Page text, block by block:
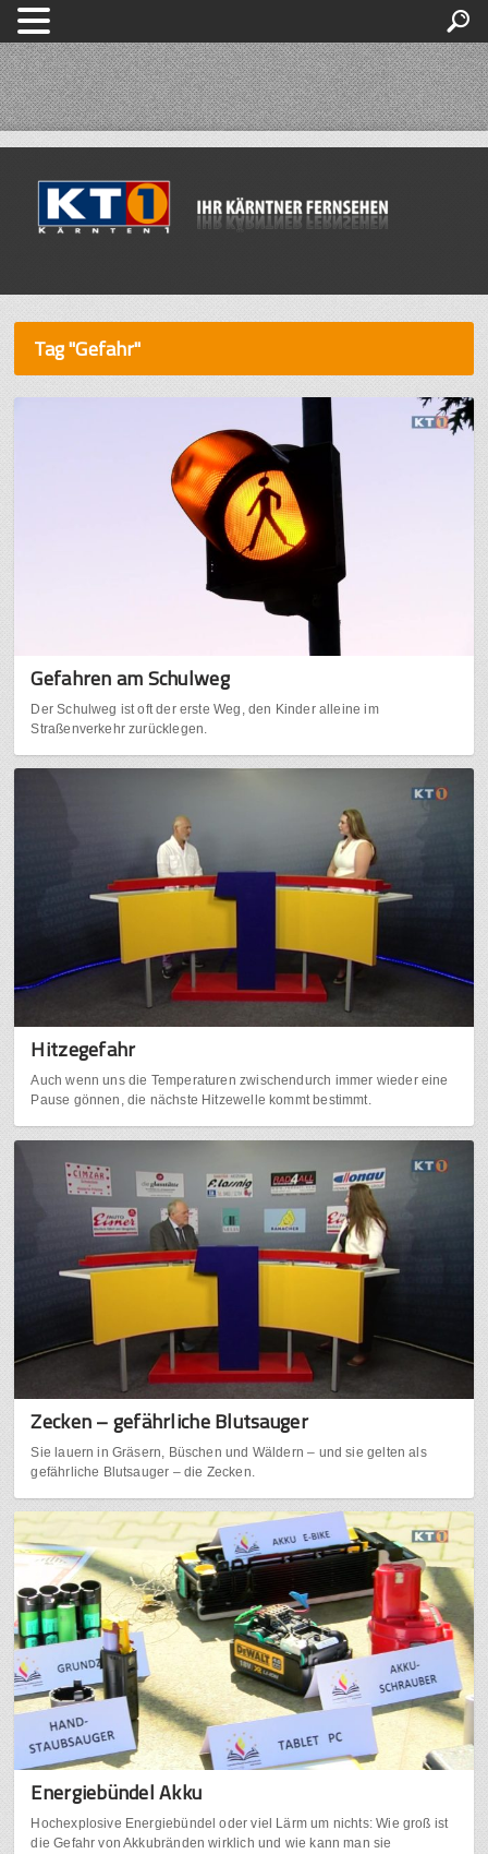
Tag "Gefahr"
Gefahren am Schulweg
Der Schulweg ist oft der erste Weg, den Kinder alleine im
Straßenverkehr zurücklegen.
Hitzegefahr
Auch wenn uns die Temperaturen zwischendurch immer wieder eine
Pause gönnen, die nächste Hitzewelle kommt bestimmt.
Zecken – gefährliche Blutsauger
Sie lauern in Gräsern, Büschen und Wäldern – und sie gelten als
gefährliche Blutsauger – die Zecken.
Energiebündel Akku
Hochexplosive Energiebündel oder viel Lärm um nichts: Wie groß ist
die Gefahr von Akkubränden wirklich und wie kann man sie